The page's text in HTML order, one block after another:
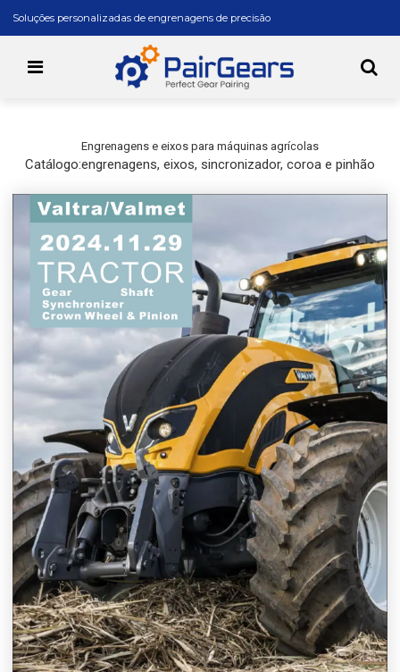
Soluções personalizadas de engrenagens de precisão
Engrenagens e eixos para máquinas agrícolas
Catálogo:engrenagens, eixos, sincronizador, coroa e pinhão